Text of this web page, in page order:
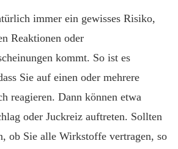
immer ein gewisses Risiko,
Reaktionen oder
kommt. So ist es
Sie auf einen oder mehrere
reagieren. Dann können etwa
oder Juckreiz auftreten. Sollten
ob Sie alle Wirkstoffe vertragen, so